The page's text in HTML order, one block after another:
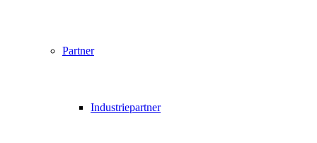
Partner
Industriepartner